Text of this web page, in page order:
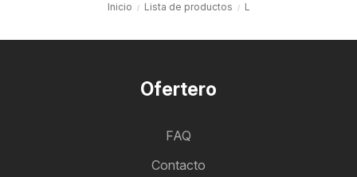
Inicio Lista de productos L
Ofertero
FAQ
Contacto